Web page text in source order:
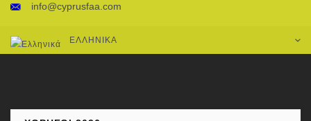
info@cyprusfaa.com
ΕΛΛΗΝΙΚΆ